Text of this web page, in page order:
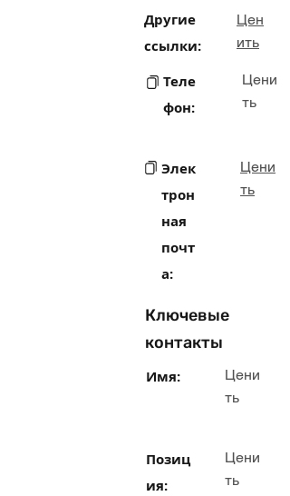
Другие
ссылки:
Цен
ить
Теле
фон:
Цени
ть
Элек
трон
ная
почт
а:
Цени
ть
Ключевые
контакты
Имя:
Цени
ть
Позиц
ия:
Цени
ть